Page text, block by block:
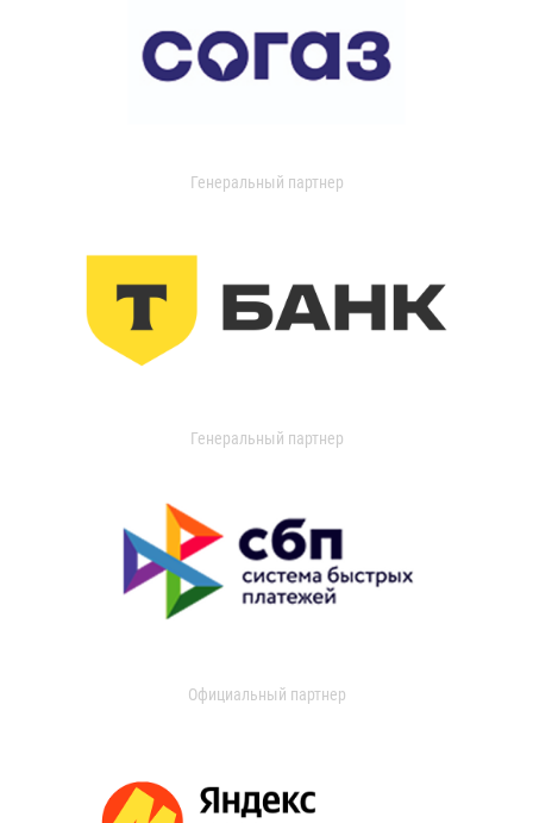
Генеральный партнер
Генеральный партнер
Официальный партнер